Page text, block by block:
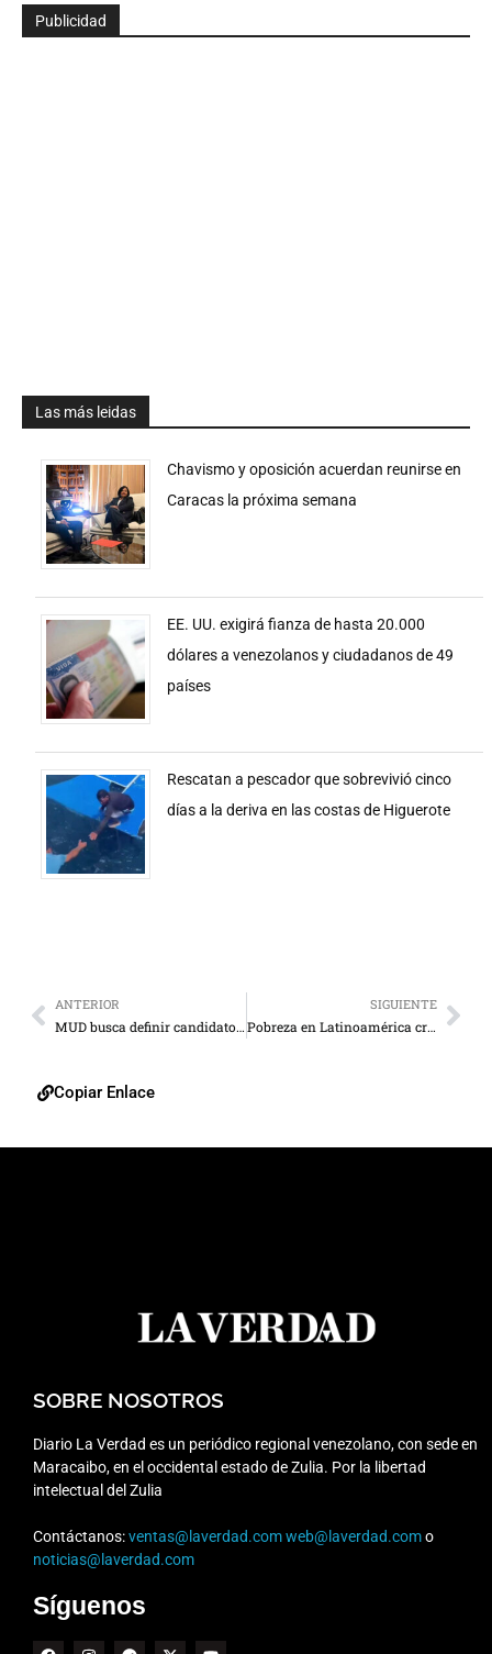
Publicidad
Las más leidas
Chavismo y oposición acuerdan reunirse en
Caracas la próxima semana
EE. UU. exigirá fianza de hasta 20.000
dólares a venezolanos y ciudadanos de 49
países
Rescatan a pescador que sobrevivió cinco
días a la deriva en las costas de Higuerote
ANTERIOR
MUD busca definir candidato único para presidenciales
SIGUIENTE
Pobreza en Latinoamérica crece por deterioro en Venezuela
Copiar Enlace
SOBRE NOSOTROS
Diario La Verdad es un periódico regional venezolano, con sede en
Maracaibo, en el occidental estado de Zulia. Por la libertad
intelectual del Zulia
Contáctanos:ventas@laverdad.comweb@laverdad.como
noticias@laverdad.com
Síguenos